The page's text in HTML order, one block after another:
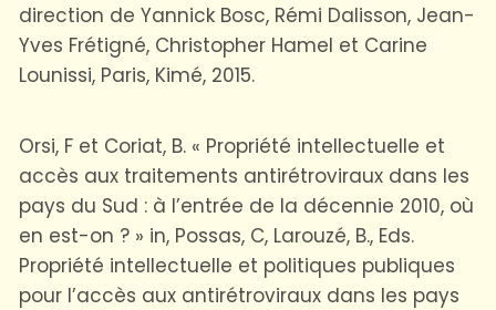
direction de Yannick Bosc, Rémi Dalisson, Jean-
Yves Frétigné, Christopher Hamel et Carine
Lounissi, Paris, Kimé, 2015.
Orsi, F et Coriat, B. « Propriété intellectuelle et
accès aux traitements antirétroviraux dans les
pays du Sud : à l’entrée de la décennie 2010, où
en est-on ? » in, Possas, C, Larouzé, B., Eds.
Propriété intellectuelle et politiques publiques
pour l’accès aux antirétroviraux dans les pays